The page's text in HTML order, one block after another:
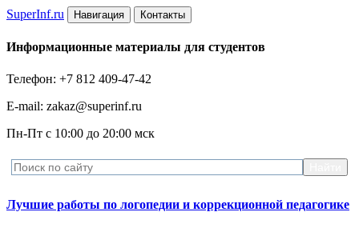
SuperInf.ru Навигация Контакты
Информационные материалы для студентов
Телефон: +7 812 409-47-42
E-mail: zakaz@superinf.ru
Пн-Пт с 10:00 до 20:00 мск
Лучшие работы по логопедии и коррекционной педагогике